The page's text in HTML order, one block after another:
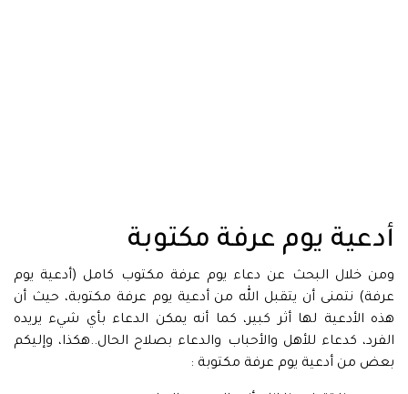
أدعية يوم عرفة مكتوبة
ومن خلال البحث عن دعاء يوم عرفة مكتوب كامل (أدعية يوم
عرفة) نتمنى أن يتقبل الله من أدعية يوم عرفة مكتوبة، حيث أن
هذه الأدعية لها أثر كبير، كما أنه يمكن الدعاء بأي شيء يريده
الفرد، كدعاء للأهل والأحباب والدعاء بصلاح الحال..هكذا، وإليكم
بعض من أدعية يوم عرفة مكتوبة :